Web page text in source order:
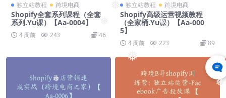
❅
❅
❅
❅
❅
独立站教程 跨境电商
Shopify全套系列课程（全套
系列.Yu课）【Aa-0004】
4 周前 243 46
独立站教程 跨境电商
Shopify高级运营视频教程
（全家桶.Yu课）【Aa-000
5】
4 周前 223 89